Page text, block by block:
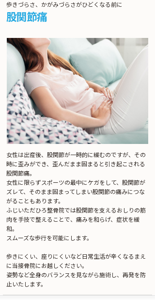
歩きづらさ、かがみづらさがひどくなる前に
股関節痛
女性は出産後、股関節が一時的に緩むのですが、その
時に歪みができ、歪んだまま固まると引き起こされる
股関節痛。
女性に限らずスポーツの最中にケガをして、股関節が
ズレて、そのまま固まってしまい股関節の痛みにつな
がることもあります。
ふじいただひろ整骨院では股関節を支えるおしりの筋
肉を手技で整えることで、痛みを和らげ、症状を緩
和。
スムーズな歩行を可能にします。
歩きにくい、座りにくいなど日常生活が辛くなるまえ
に当接骨院にお越しください。
姿勢など全身のバランスを見ながら施術し、再発を防
止いたします。